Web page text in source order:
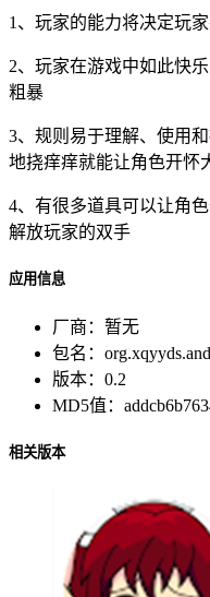
1、玩家的能力将决定玩
2、玩家在游戏中如此快
粗暴
3、规则易于理解、使用
地挠痒痒就能让角色开怀
4、有很多道具可以让角
解放玩家的双手
应用信息
厂商： 暂无
包名：
版本： 0.2
MD5值：
相关版本